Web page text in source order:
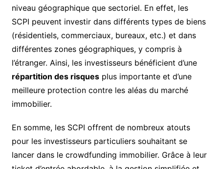
niveau géographique que sectoriel. En effet, les
SCPI peuvent investir dans différents types de biens
(résidentiels, commerciaux, bureaux, etc.) et dans
différentes zones géographiques, y compris à
l’étranger. Ainsi, les investisseurs bénéficient d’une
répartition des risquesplus importante et d’une
meilleure protection contre les aléas du marché
immobilier.
En somme, les SCPI offrent de nombreux atouts
pour les investisseurs particuliers souhaitant se
lancer dans le crowdfunding immobilier. Grâce à leur